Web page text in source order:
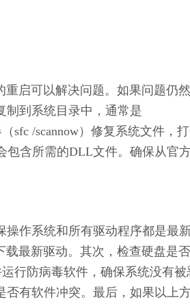
启可以解决问题。如果问题仍
制到系统目录中，通常是
sfc /scannow）修复系统文件，
包含所需的DLL文件。确保从官
操作系统和所有驱动程序都是最
载最新驱动。其次，检查硬盘是
行防病毒软件，确保系统没有被
有软件冲突。最后，如果以上